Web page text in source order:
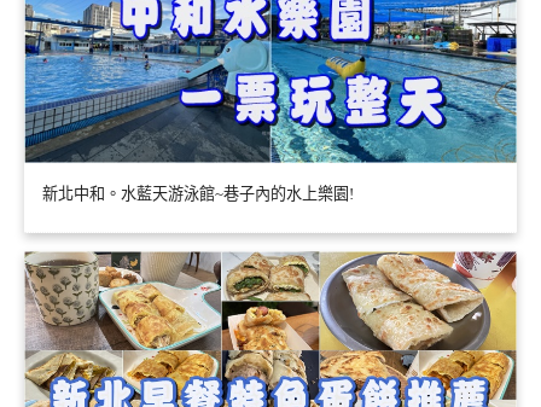
新北中和。水藍天游泳館~巷子內的水上樂園!